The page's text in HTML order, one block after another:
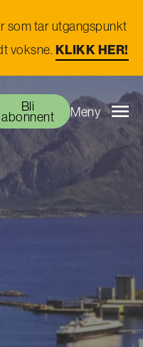
som tar utgangspunkt
voksne.KLIKK HER!
Bli
abonnent Meny